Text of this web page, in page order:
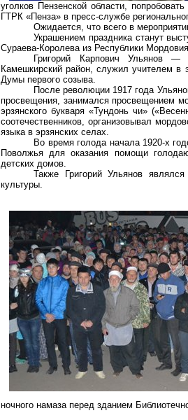
уголков Пензенской области,
ГТРК «Пенза» в пресс-службе
Ожидается, что всего в
Украшением праздника станут
Сураева-Королеваиз Республики
Григорий
Карпович Ульянов —
Камешкирский район, служил учителем в
Думы первого созыва.
После революции 1917 года
просвещения, занимался просвещением
эрзянского букваря «Тундонь чи»
соотечественников, организовывал
языка в эрзянских селах.
Во время голода начала 1920-х
Поволжья для оказания помощи
детских домов.
Также Григорий Ульянов
культуры.
ночного намаза перед зданием